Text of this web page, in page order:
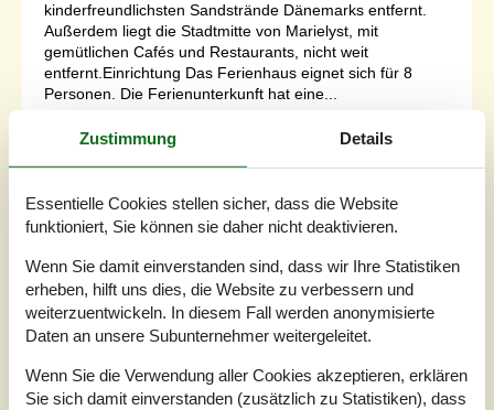
kinderfreundlichsten Sandstrände Dänemarks entfernt.
Außerdem liegt die Stadtmitte von Marielyst, mit
gemütlichen Cafés und Restaurants, nicht weit
entfernt.Einrichtung Das Ferienhaus eignet sich für 8
Personen. Die Ferienunterkunft hat eine...
Zu Favoriten hinzufügen
Großes Ferienhaus mit Pool nahe
Bøtøvej - Marielyst - 4873 - Väggerlöse
20 Personen Objekt Nr.:121-82-1111
Zustimmung Details
Essentielle Cookies stellen sicher, dass die Website
funktioniert, Sie können sie daher nicht deaktivieren.
Wenn Sie damit einverstanden sind, dass wir Ihre Statistiken
erheben, hilft uns dies, die Website zu verbessern und
weiterzuentwickeln. In diesem Fall werden anonymisierte
Daten an unsere Subunternehmer weitergeleitet.
Wenn Sie die Verwendung aller Cookies akzeptieren, erklären
Sie sich damit einverstanden (zusätzlich zu Statistiken), dass